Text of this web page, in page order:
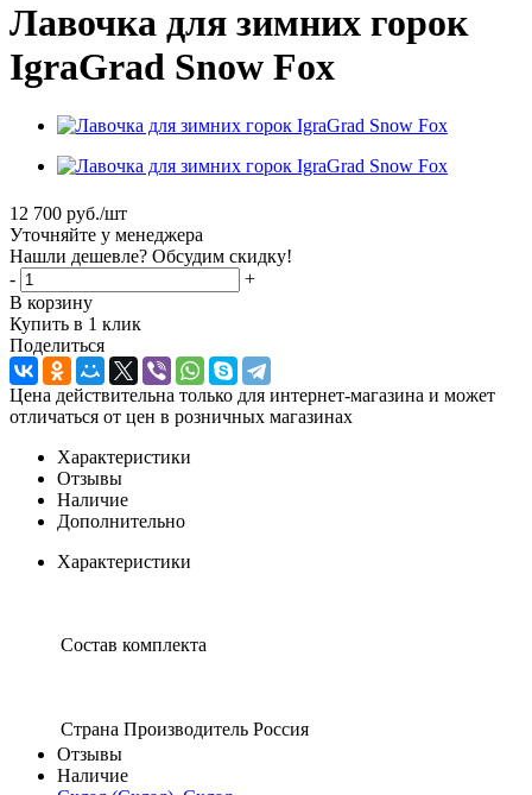
Лавочка для зимних горок
IgraGrad Snow Fox
12 700 руб./шт
Уточняйте у менеджера
Нашли дешевле? Обсудим скидку!
-
+
В корзину
Купить в 1 клик
Поделиться
Цена действительна только для интернет-магазина и может
отличаться от цен в розничных магазинах
Характеристики
Отзывы
Наличие
Дополнительно
Характеристики
Состав комплекта
Страна Производитель Россия
Отзывы
Наличие